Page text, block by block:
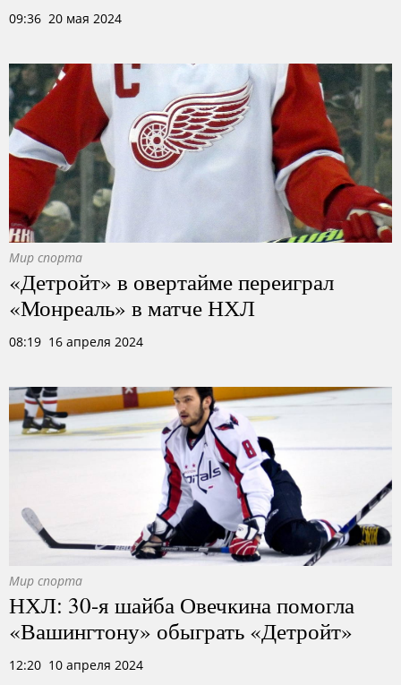
09:36 20 мая 2024
Мир спорта
«Детройт» в овертайме переиграл
«Монреаль» в матче НХЛ
08:19 16 апреля 2024
Мир спорта
НХЛ: 30-я шайба Овечкина помогла
«Вашингтону» обыграть «Детройт»
12:20 10 апреля 2024